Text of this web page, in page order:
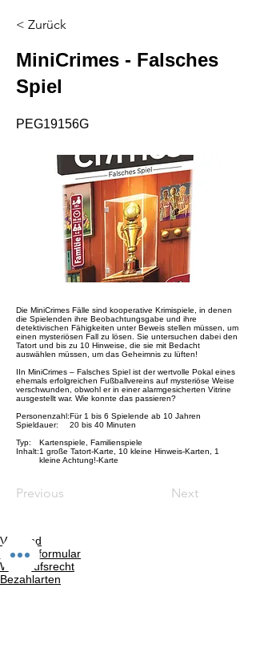
< Zurück
MiniCrimes - Falsches
Spiel
PEG19156G
Die MiniCrimes Fälle sind kooperative Krimispiele, in denen
die Spielenden ihre Beobachtungsgabe und ihre
detektivischen Fähigkeiten unter Beweis stellen müssen, um
einen mysteriösen Fall zu lösen. Sie untersuchen dabei den
Tatort und bis zu 10 Hinweise, die sie mit Bedacht
auswählen müssen, um das Geheimnis zu lüften!
IIn MiniCrimes – Falsches Spiel ist der wertvolle Pokal eines
ehemals erfolgreichen Fußballvereins auf mysteriöse Weise
verschwunden, obwohl er in einer alarmgesicherten Vitrine
ausgestellt war. Wie konnte das passieren?
Personenzahl:Für 1 bis 6 Spielende ab 10 Jahren
Spieldauer:
20 bis 40 Minuten
Typ:
Kartenspiele, Familienspiele
Inhalt:1 große Tatort-Karte, 10 kleine Hinweis-Karten, 1
kleine Achtung!-Karte
Previous Next
Versand
Kontaktformular
Widerrufsrecht
Bezahlarten